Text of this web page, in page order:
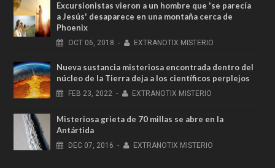
Excursionistas vieron a un hombre que 'se parecía
a Jesús' desaparece en una montaña cerca de
Phoenix
OCT 06, 2018 - EXTRANOTIX MISTERIO
Nueva sustancia misteriosa encontrada dentro del
núcleo de la Tierra deja a los científicos perplejos
FEB 23, 2022 - EXTRANOTIX MISTERIO
Misteriosa grieta de 70 millas se abre en la
Antártida
DEC 07, 2016 - EXTRANOTIX MISTERIO